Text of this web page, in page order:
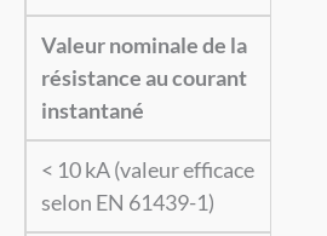
Valeur nominale de la
résistance au courant
instantané
< 10 kA (valeur efficace
selon EN 61439-1)